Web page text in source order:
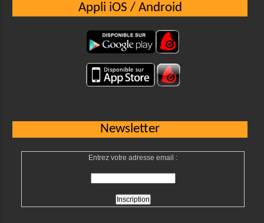
Appli iOS / Android
Newsletter
Entrez votre adresse email :